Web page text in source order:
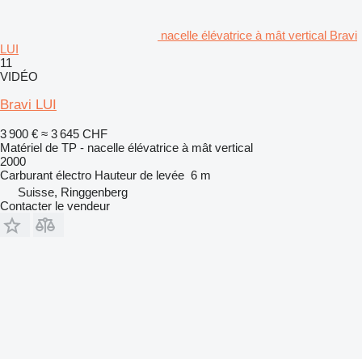
nacelle élévatrice à mât vertical Bravi
LUI
11
VIDÉO
Bravi LUI
3 900 € ≈ 3 645 CHF
Matériel de TP - nacelle élévatrice à mât vertical
2000
Carburant électro Hauteur de levée 6 m
Suisse, Ringgenberg
Contacter le vendeur